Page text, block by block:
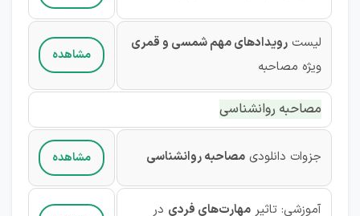
لیست رویدادهای مهم شمسی و قمری
ویژه مصاحبه
مشاهده
مصاحبه روانشناسی
جزوات دانلودی مصاحبه روانشناسی مشاهده
آموزشی: تاثیر مهارت‌های فردی در